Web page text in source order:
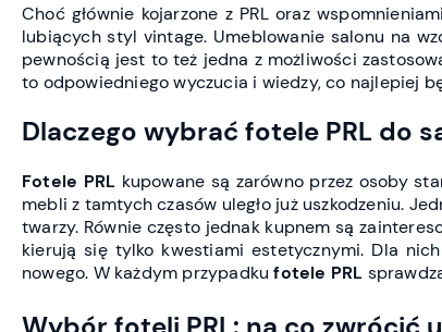
Choć głównie kojarzone z PRL oraz
lubiących styl vintage. Umeblowanie salonu na
pewnością jest to też jedna z możliwości
to odpowiedniego wyczucia i wiedzy, co najlepiej
Dlaczego wybrać fotele PRL do
Fotele PRL kupowane są zarówno przez osoby
mebli z tamtych czasów uległo już uszkodzeniu.
twarzy. Równie często jednak kupnem są
kierują się tylko kwestiami estetycznymi. Dla
nowego. W każdym przypadkufotele PRL